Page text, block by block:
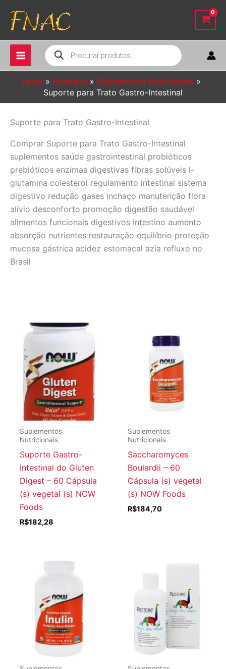
para
conteúdo
Pesquisar
produtos
Início Produtos
Suplementos Nutricionais
Suporte para Trato Gastro-Intestinal
Suporte para Trato Gastro-Intestinal
Comprar Suporte para Trato Gastro-Intestinal
suplementos saúde gastrointestinal probióticos
prebióticos enzimas digestivas fibras solúveis l-
glutamina colesterol regulamento intestinal sistema
digestivo redução gases inchaço manutenção flora
alívio desconforto promoção digestão saudável
alimentos funcionais digestivos intestino aumento
absorção nutrientes restauração equilíbrio proteção
mucosa gástrica acidez estomacal azia refluxo no
Brasil
Suplementos
Nutricionais
Suporte Gastro-
Intestinal do Gluten
Digest – 60 Cápsula
(s) vegetal (s) NOW
Foods
R$182,28
Suplementos
Nutricionais
Saccharomyces
Boulardii – 60
Cápsula (s) vegetal
(s) NOW Foods
R$184,70